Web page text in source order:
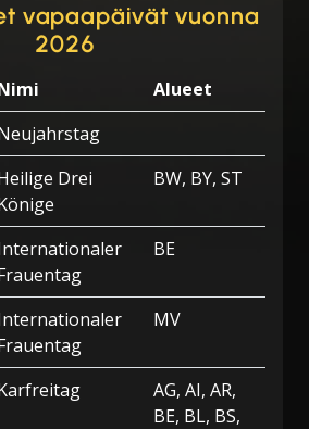
vapaapäivät vuonna
2026
Alueet
Drei
BW, BY, ST
BE
MV
AG, AI, AR,
BE, BL, BS,